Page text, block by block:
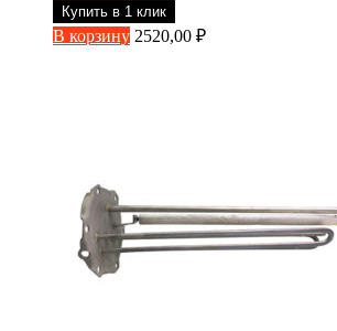
Купить в 1 клик
В корзину 2520,00 ₽